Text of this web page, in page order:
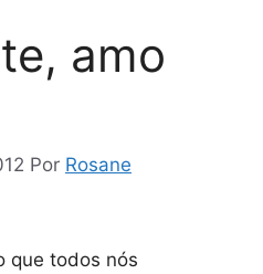
amo
Por Rosane
que todos nós